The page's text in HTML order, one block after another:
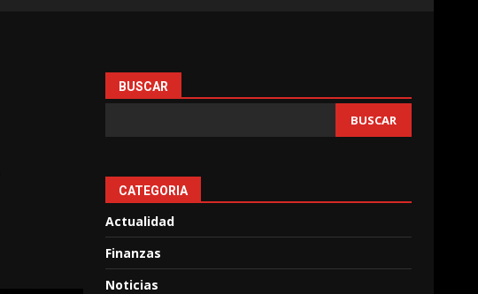
BUSCAR
BUSCAR
CATEGORIA
Actualidad
Finanzas
Noticias